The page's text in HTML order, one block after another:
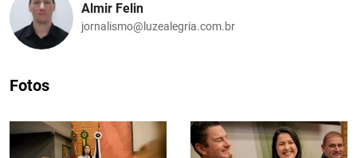
Almir Felin
jornalismo@luzealegria.com.br
Fotos